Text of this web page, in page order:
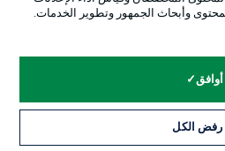
العرض
وأبحاث الجمهور وتطوير الخدمات.
أوافق
رفض الكل